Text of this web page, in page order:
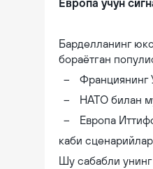
Европа учун
Барделланинг
бораётган
Франциянинг
НАТО билан
Европа
каби
Шу сабабли